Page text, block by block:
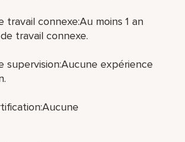
travail connexe:Au moins 1 an
travail connexe.
supervision:Aucune expérience